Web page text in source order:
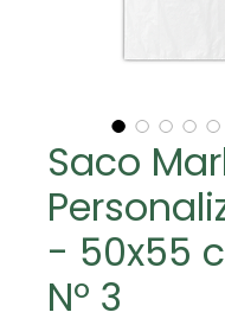
Saco
- 50x55
Nº 3